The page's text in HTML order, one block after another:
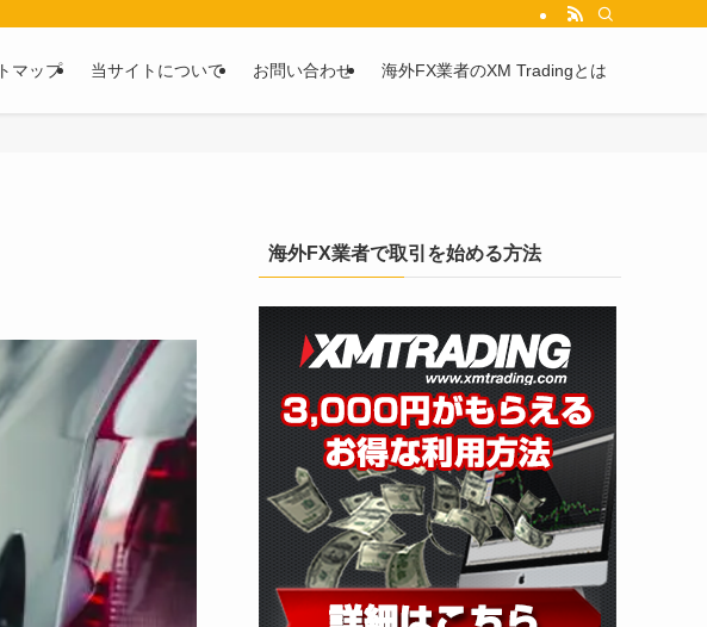
関する情報の口コミや評判を2chや5chからピックアップしています。
マップ 当サイトについて お問い合わせ 海外FX業者のXM Tradingとは
海外FX業者で取引を始める方法